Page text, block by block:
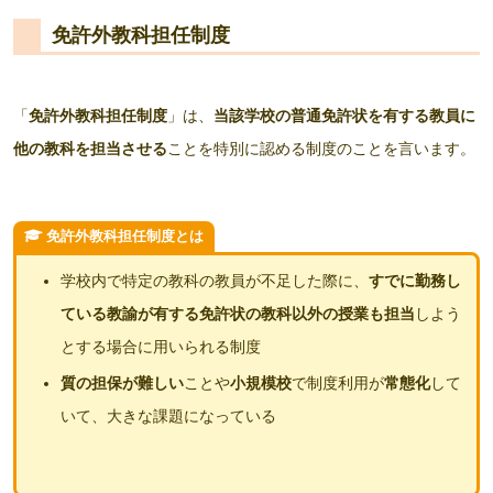
免許外教科担任制度
「免許外教科担任制度 」は、 当該学校の普通免許状を有する教員に
他の教科を担当させることを特別に認める制度のことを言います。
免許外教科担任制度とは
学校内で特定の教科の教員が不足した際に、 すでに勤務し
ている教諭が有する免許状の教科以外の授業も担当 しよう
とする場合に用いられる制度
質の担保が難しいことや小規模校で制度利用が常態化して
いて、大きな課題になっている